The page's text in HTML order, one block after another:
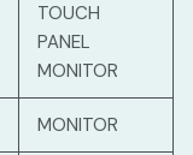
TOUCH
PANEL
MONITOR
MONITOR